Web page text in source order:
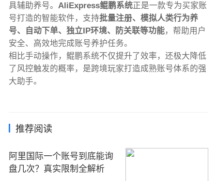
具辅助养号。 AliExpress鲲鹏系统正是一款专为买家账
号打造的智能软件，支持批量注册、模拟人类行为养
号、自动下单、独立IP环境、防关联等功能，帮助用户
安全、高效地完成账号养护任务。
相比手动操作，鲲鹏系统不仅提升了效率，还极大降低
了风控触发的概率，是跨境玩家打造成熟账号体系的强
大助手。
推荐阅读
阿里国际一个账号到底能询
盘几次？真实限制全解析